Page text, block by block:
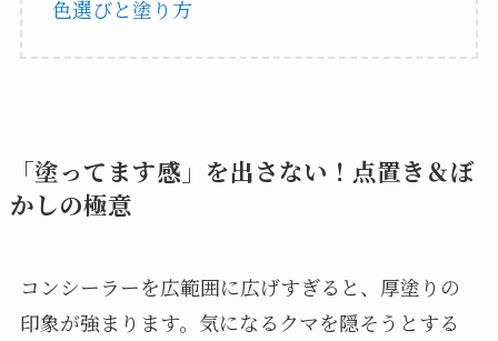
色選びと塗り方
「塗ってます感」を出さない！点置き＆ぼ
かしの極意
コンシーラーを広範囲に広げすぎると、厚塗りの
印象が強まります。気になるクマを隠そうとする